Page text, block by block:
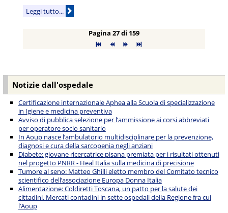
Leggi tutto...
Pagina 27 di 159
Notizie dall'ospedale
Certificazione internazionale Aphea alla Scuola di specializzazione
in Igiene e medicina preventiva
Avviso di pubblica selezione per l’ammissione ai corsi abbreviati
per operatore socio sanitario
In Aoup nasce l’ambulatorio multidisciplinare per la prevenzione,
diagnosi e cura della sarcopenia negli anziani
Diabete: giovane ricercatrice pisana premiata per i risultati ottenuti
nel progetto PNRR - Heal Italia sulla medicina di precisione
Tumore al seno: Matteo Ghilli eletto membro del Comitato tecnico
scientifico dell’associazione Europa Donna Italia
Alimentazione: Coldiretti Toscana, un patto per la salute dei
cittadini. Mercati contadini in sette ospedali della Regione fra cui
l’Aoup